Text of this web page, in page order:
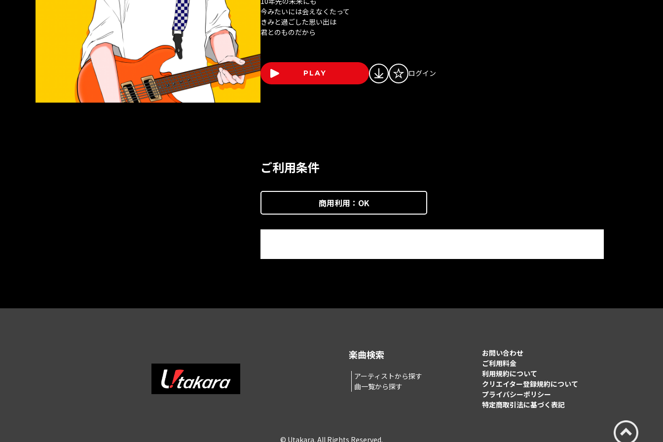
今みたいには会えなくたって
きみと過ごした思い出は
君とのものだから
PLAY ログイン
ご利用条件
商用利用： OK
楽曲検索
アーティストから探す
曲一覧から探す
お問い合わせ
ご利用料金
利用規約について
クリエイター登録規約について
プライバシーポリシー
特定商取引法に基づく表記
© Utakara. All Rights Reserved.